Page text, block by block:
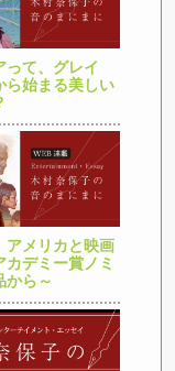
って、グレイ
ら始まる美しい
アメリカと映画
カデミー賞ノミ
から～